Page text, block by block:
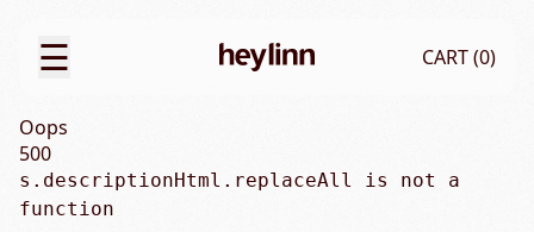
☰ CART (0)
Oops
500
s.descriptionHtml.replaceAll is not a
function